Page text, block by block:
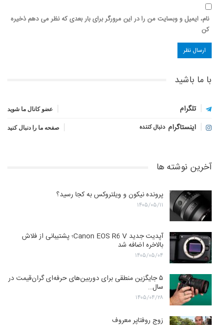
نام، ایمیل و وبسایت من را در این مرورگر برای بار بعدی که نظر می دهم ذخیره
کن
با ما باشید
تلگرام عضو کانال ما شوید
اینستاگرام دنبال کننده صفحه ما را دنبال کنید
آخرین نوشته ها
پرونده نیکون و ویلتروکس به کجا رسید؟
۱۴۰۵/۰۵/۱۱
آپدیت جدید Canon EOS R6 V؛ پشتیبانی از فلاش
بالاخره اضافه شد
۱۴۰۵/۰۵/۰۴
۵ جایگزین منطقی برای دوربین‌های حرفه‌ای گران‌قیمت در
سال…
۱۴۰۵/۰۴/۲۸
زوج روفتاپر معروف